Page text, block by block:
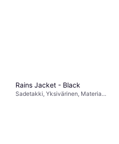
Rains Jacket - Black
Sadetakki, Yksivärinen, Materiaali: